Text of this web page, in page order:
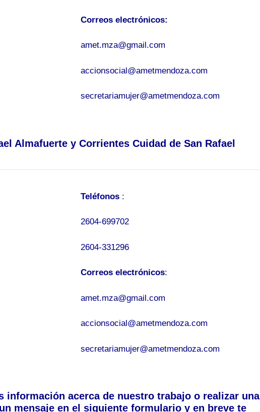
Correos electrónicos:
amet.mza@gmail.com
accionsocial@ametmendoza.com
secretariamujer@ametmendoza.com
Almafuerte y Corrientes Cuidad de San Rafael
Teléfonos :
2604-699702
2604-331296
Correos electrónicos:
amet.mza@gmail.com
accionsocial@ametmendoza.com
secretariamujer@ametmendoza.com
información acerca de nuestro trabajo o realizar una
mensaje en el siguiente formulario y en breve te